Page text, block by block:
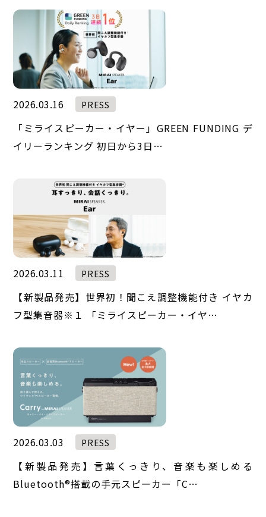
2026.03.16 PRESS
「ミライスピーカー・イヤー」GREEN FUNDING デ
イリーランキング 初日から3日…
2026.03.11 PRESS
【新製品発売】世界初！聞こえ調整機能付き イヤカ
フ型集音器※１ 「ミライスピーカー・イヤ…
2026.03.03 PRESS
【新製品発売】言葉くっきり、音楽も楽しめる
Bluetooth®︎搭載の手元スピーカー「C…